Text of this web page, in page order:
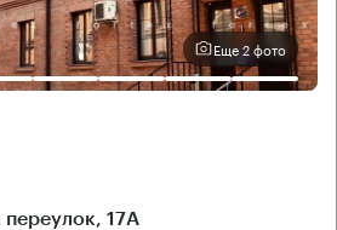
Еще 2 фото
17А